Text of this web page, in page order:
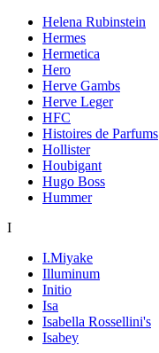
Helena Rubinstein
Hermes
Hermetica
Hero
Herve Gambs
Herve Leger
HFC
Histoires de Parfums
Hollister
Houbigant
Hugo Boss
Hummer
I
I.Miyake
Illuminum
Initio
Isa
Isabella Rossellini's
Isabey